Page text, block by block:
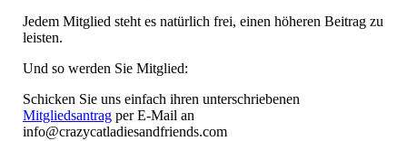
Jedem Mitglied steht es natürlich frei, einen höheren Beitrag zu
leisten.
Und so werden Sie Mitglied:
Schicken Sie uns einfach ihren unterschriebenen
Mitgliedsantrag per E-Mail an
info@crazycatladiesandfriends.com